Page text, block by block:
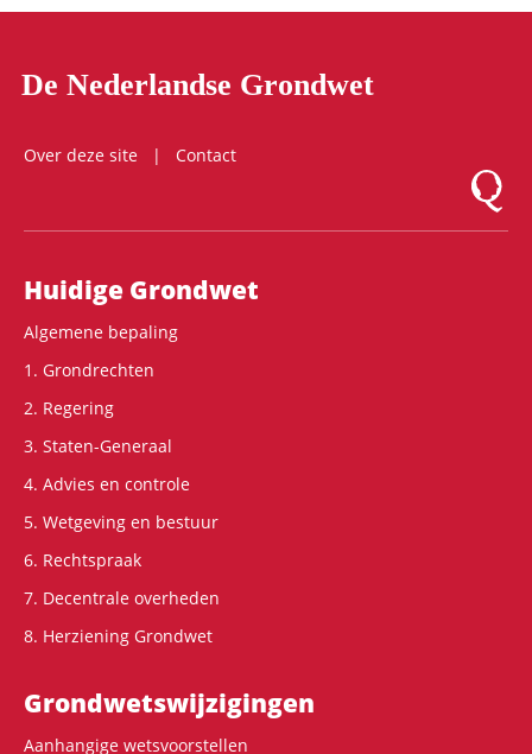
De Nederlandse Grondwet
Over deze site
Contact
Logo
Hoofdnavigatie
Huidige Grondwet
Algemene bepaling
1. Grondrechten
2. Regering
3. Staten-Generaal
4. Advies en controle
5. Wetgeving en bestuur
6. Rechtspraak
7. Decentrale overheden
8. Herziening Grondwet
Grondwets­wijzigingen
Aanhangige wetsvoorstellen